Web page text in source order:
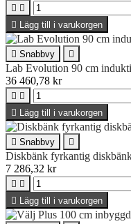
 
 Lägg till i varukorgen
 Snabbvy 
Lab Evolution 90 cm
36 460,78 kr
 
 Lägg till i varukorgen
 Snabbvy 
Diskbänk fyrkantig
7 286,32 kr
 
 Lägg till i varukorgen